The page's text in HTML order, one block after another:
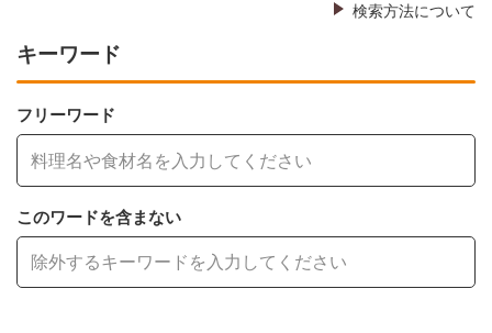
検索方法について
キーワード
フリーワード
このワードを含まない